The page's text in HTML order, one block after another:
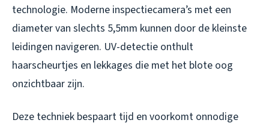
technologie. Moderne inspectiecamera’s met een
diameter van slechts 5,5mm kunnen door de kleinste
leidingen navigeren. UV-detectie onthult
haarscheurtjes en lekkages die met het blote oog
onzichtbaar zijn.
Deze techniek bespaart tijd en voorkomt onnodige